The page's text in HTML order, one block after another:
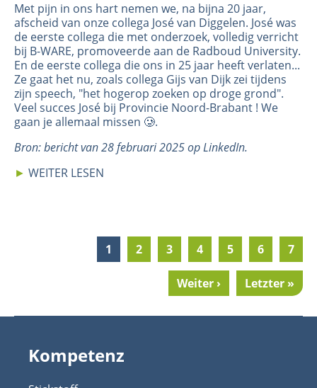
Met pijn in ons hart nemen we, na bijna 20 jaar,
afscheid van onze collega José van Diggelen. José was
de eerste collega die met onderzoek, volledig verricht
bij B-WARE, promoveerde aan de Radboud University.
En de eerste collega die ons in 25 jaar heeft verlaten...
Ze gaat het nu, zoals collega Gijs van Dijk zei tijdens
zijn speech, "het hogerop zoeken op droge grond".
Veel succes José bij Provincie Noord-Brabant ! We
gaan je allemaal missen 🥲.
Bron: bericht van 28 februari 2025 op LinkedIn.
► WEITER LESEN
Current
page
1 Page
2 Page
3 Page
4 Page
5 Page
6 Page
7
Next
page
Weiter ›
Last
page
Letzter »
Kompetenz